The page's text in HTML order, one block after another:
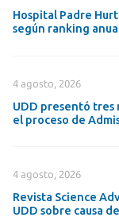
Hospital Padre
según ranking
4 agosto, 2026
UDD presentó tres
el proceso de
4 agosto, 2026
Revista Science
UDD sobre causa